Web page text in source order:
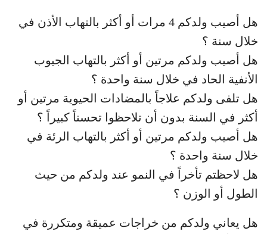
هل أصيب ولدكم 4 مرات أو أكثر بالتهاب الأذن في
خلال سنة ؟
هل أصيب ولدكم مرتين أو أكثر بالتهاب الجيوب
الأنفية الحاد في خلال سنة واحدة ؟
هل تلفى ولدكم علاجاً بالمضادات الحيوية مرتين أو
أكثر في السنة بدون أن تلاحظوا تحسناً كبيراً ؟
هل أصيب ولدكم مرتين أو أكثر بالتهاب الرئة في
خلال سنة واحدة ؟
هل لاحظتم تأخراً في النمو عند ولدكم من حيث
الطول أو الوزن ؟
هل يعاني ولدكم من خراجات عميقة ومتكررة في